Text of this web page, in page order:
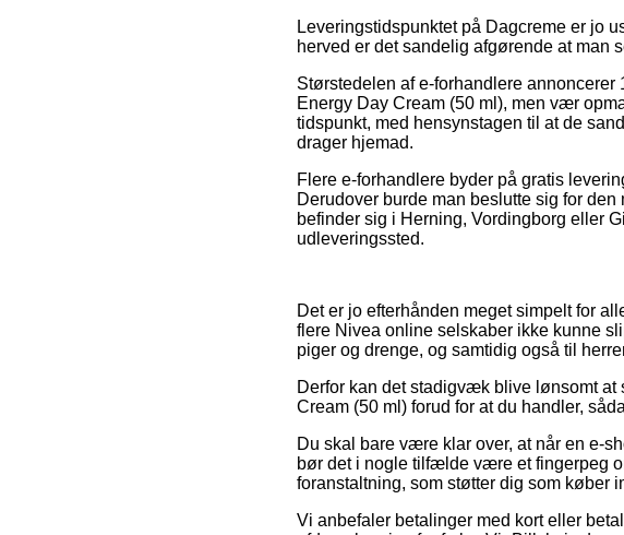
Leveringstidspunktet på Dagcreme er jo
herved er det sandelig afgørende at man
Størstedelen af e-forhandlere
Energy Day Cream (50 ml), men vær
tidspunkt, med hensynstagen til at de
drager hjemad.
Flere e-forhandlere byder på gratis
Derudover burde man beslutte sig for
befinder sig i Herning, Vordingborg eller
udleveringssted.
Det er jo efterhånden meget simpelt for
flere Nivea online selskaber ikke kunne
piger og drenge, og samtidig også til
Derfor kan det stadigvæk blive lønsomt at
Cream (50 ml) forud for at du handler,
Du skal bare være klar over, at når en e-
bør det i nogle tilfælde være et fingerpeg
foranstaltning, som støtter dig som køber
Vi anbefaler betalinger med kort eller